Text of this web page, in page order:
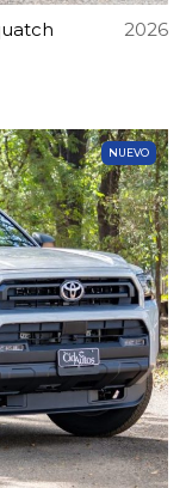
2026
NUEVO